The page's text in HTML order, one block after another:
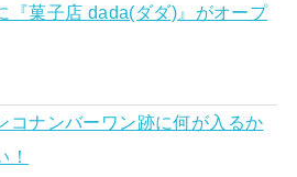
『菓子店 dada(ダダ)』がオープ
コナンバーワン跡に何が入るか
！